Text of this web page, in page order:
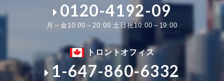
0120-4192-09
月～金10:00～20:00 土日祝10:00～19:00
トロントオフィス
1-647-860-6332